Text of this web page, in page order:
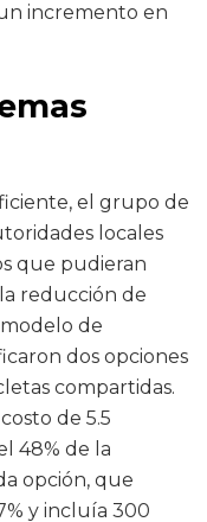
incremento en
el grupo de
locales
que pudieran
reducción de
de
dos opciones
compartidas.
de 5.5
48% de la
opción, que
y incluía 300